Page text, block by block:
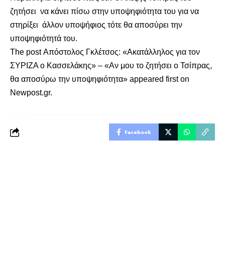
ζητήσει να κάνει πίσω στην υποψηφιότητα του για να
στηρίξει άλλον υποψήφιος τότε θα αποσύρει την
υποψηφιότητά του.
The postΑπόστολος Γκλέτσος: «Ακατάλληλος για τον
ΣΥΡΙΖΑ ο Κασσελάκης» – «Αν μου το ζητήσει ο Τσίπρας,
θα αποσύρω την υποψηφιότητα» appeared first on
Newpost.gr.
Facebook